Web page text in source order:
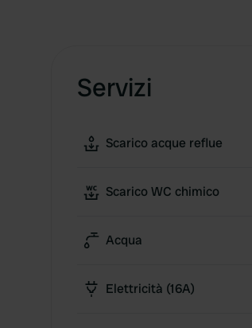
Servizi
Scarico acque reflue
Scarico WC chimico
Acqua
Elettricità (16A)